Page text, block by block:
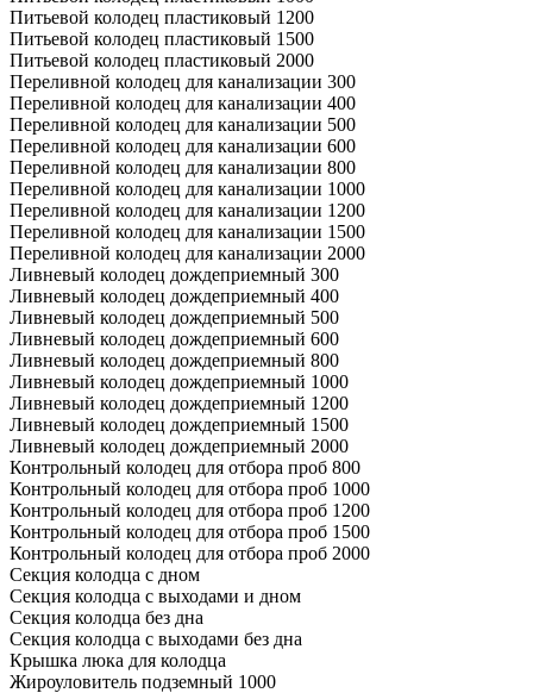
Питьевой колодец пластиковый 1200
Питьевой колодец пластиковый 1500
Питьевой колодец пластиковый 2000
Переливной колодец для канализации 300
Переливной колодец для канализации 400
Переливной колодец для канализации 500
Переливной колодец для канализации 600
Переливной колодец для канализации 800
Переливной колодец для канализации 1000
Переливной колодец для канализации 1200
Переливной колодец для канализации 1500
Переливной колодец для канализации 2000
Ливневый колодец дождеприемный 300
Ливневый колодец дождеприемный 400
Ливневый колодец дождеприемный 500
Ливневый колодец дождеприемный 600
Ливневый колодец дождеприемный 800
Ливневый колодец дождеприемный 1000
Ливневый колодец дождеприемный 1200
Ливневый колодец дождеприемный 1500
Ливневый колодец дождеприемный 2000
Контрольный колодец для отбора проб 800
Контрольный колодец для отбора проб 1000
Контрольный колодец для отбора проб 1200
Контрольный колодец для отбора проб 1500
Контрольный колодец для отбора проб 2000
Секция колодца с дном
Секция колодца с выходами и дном
Секция колодца без дна
Секция колодца с выходами без дна
Крышка люка для колодца
Жироуловитель подземный 1000